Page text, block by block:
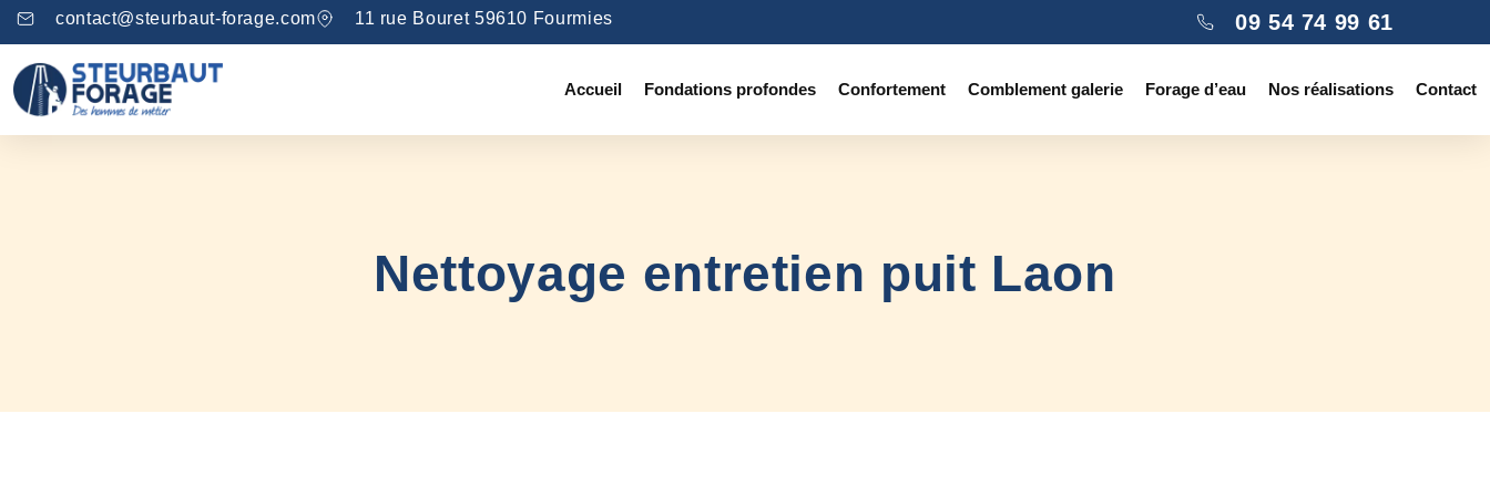
contact@steurbaut-forage.com 11 rue Bouret 59610 Fourmies 09 54 74 99 61
Accueil Fondations profondes Confortement Comblement galerie Forage d’eau Nos réalisations Contact
Nettoyage entretien puit Laon